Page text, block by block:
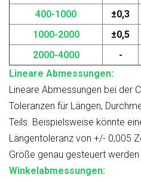
400-1000
±0,3
1000-2000
±0,5
2000-4000
-
Lineare Abmessungen:
Lineare Abmessungen bei der
Toleranzen für Längen,
Teils. Beispielsweise könnte
Längentoleranz von +/- 0,005
Größe genau gesteuert werden
Winkelabmessungen: